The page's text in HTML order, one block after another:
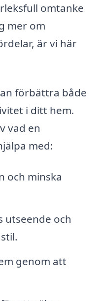
omtanke
mer om
är vi här
förbättra både
i ditt hem.
vad en
med:
och minska
utseende och
genom att